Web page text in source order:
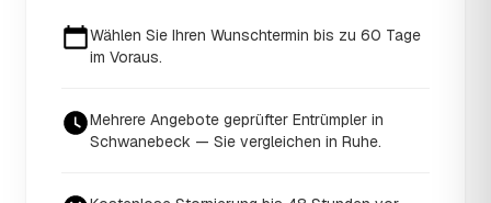
Wählen Sie Ihren Wunschtermin bis zu 60 Tage
im Voraus.
Mehrere Angebote geprüfter Entrümpler in
Schwanebeck — Sie vergleichen in Ruhe.